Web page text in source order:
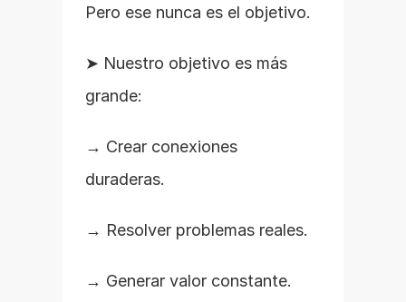
Pero ese nunca es el objetivo.
➤ Nuestro objetivo es más
grande:
→ Crear conexiones
duraderas.
→ Resolver problemas reales.
→ Generar valor constante.